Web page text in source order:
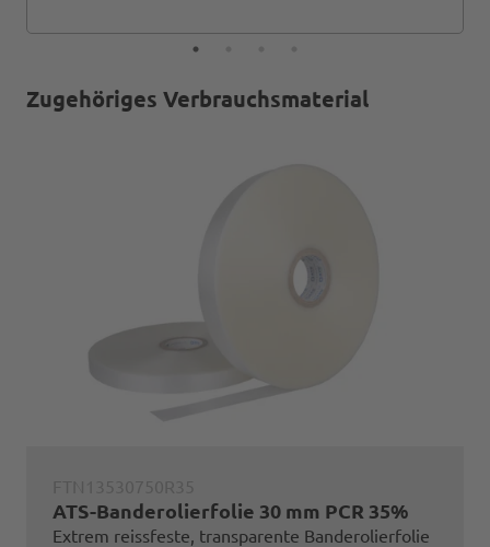
Zugehöriges Verbrauchsmaterial
ATS-Banderolierfolie 30 mm PCR 35%
Extrem reissfeste, transparente Banderolierfolie